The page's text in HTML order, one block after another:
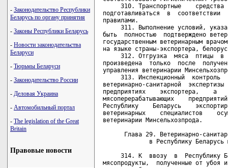
- Законодательство Республики
Беларусь по органу принятия
- Законы Республики Беларусь
- Новости законодательства
Беларуси
- Тюрьмы Беларуси
- Законодательство России
- Деловая Украина
- Автомобильный портал
- The legislation of the Great
Britain
Правовые новости